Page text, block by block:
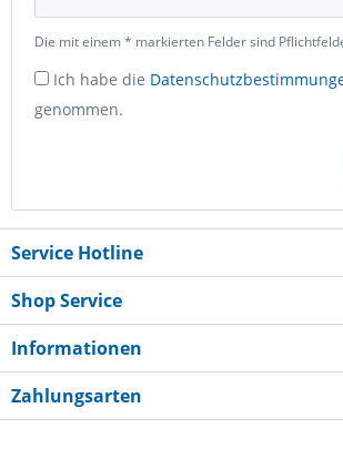
Die mit einem * markierten Felder sind
Ich habe die
genommen.
Service Hotline
Shop Service
Informationen
Zahlungsarten